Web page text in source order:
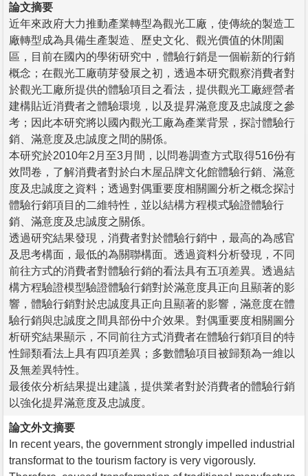
論文摘要
近年來政府大力推動產業轉型為觀光工廠，使傳統的製造工
廠轉型成為具備生產製造、歷史文化、觀光價值的休閒園
區，目前在國內的學術研究中，體驗行銷是一個嶄新的行銷
概念；在觀光工廠萌芽發展之初，透過本研究觀察消費者對
於觀光工廠所提供的體驗項目之看法，提供觀光工廠經營者
建構貼近消費者之體驗環境，以及提昇滿意度及忠誠度之參
考；因此本研究將以國內觀光工廠為產業背景，探討體驗行
銷、滿意度及忠誠度之間的關係。
本研究於2010年2月至3月間，以問卷調查方式取得516份有
效問卷，了解消費者對於白木屋品牌文化館體驗行銷、滿意
度及忠誠度之資料；透過對偶重要度相關圖分析之概念探討
體驗行銷項目的二維特性，並以結構方程模式驗證體驗行
銷、滿意度及忠誠度之關係。
透過研究結果發現，消費者對於體驗行銷中，最高的為感官
及思考構面，最低的為關聯構面。透過資料分析發現，不同
前往方式的消費者對體驗行銷的看法具有五項差異。透過結
構方程驗證模型驗證體驗行銷對於滿意度具正向且顯著的影
響，體驗行銷對於忠誠度具正向且顯著的影響，滿意度在體
驗行銷與忠誠度之間具部份中介效果。對偶重要度相關圖分
析研究結果顯示，不同前往方式消費者在體驗行銷項目的特
性歸類看法上具有四項差異；多數體驗項目被歸類為一維以
及無差異特性。
最後依分析結果提出建議，提供業者對於消費者的體驗行銷
以強化提昇滿意度及忠誠度。
論文外文摘要
In recent years, the government strongly impelled industrial
transformat to the tourism factory is very vigorously.